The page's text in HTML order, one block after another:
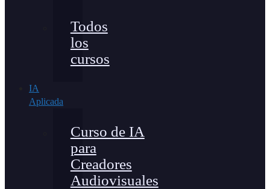
Todos
los
cursos
IA
Aplicada
Curso de IA
para
Creadores
Audiovisuales